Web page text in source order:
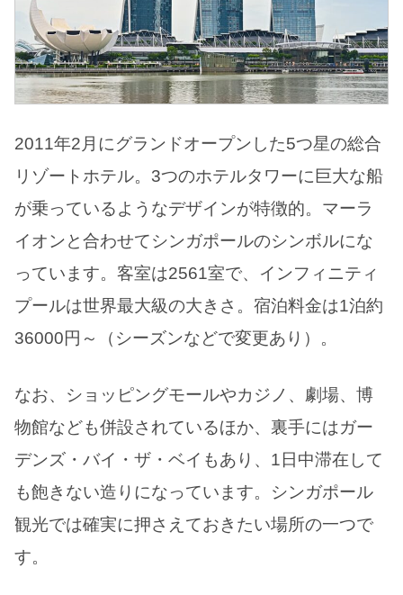
2011年2月にグランドオープンした5つ星の総合
リゾートホテル。3つのホテルタワーに巨大な船
が乗っているようなデザインが特徴的。マーラ
イオンと合わせてシンガポールのシンボルにな
っています。客室は2561室で、インフィニティ
プールは世界最大級の大きさ。宿泊料金は1泊約
36000円～（シーズンなどで変更あり）。
なお、ショッピングモールやカジノ、劇場、博
物館なども併設されているほか、裏手にはガー
デンズ・バイ・ザ・ベイもあり、1日中滞在して
も飽きない造りになっています。シンガポール
観光では確実に押さえておきたい場所の一つで
す。